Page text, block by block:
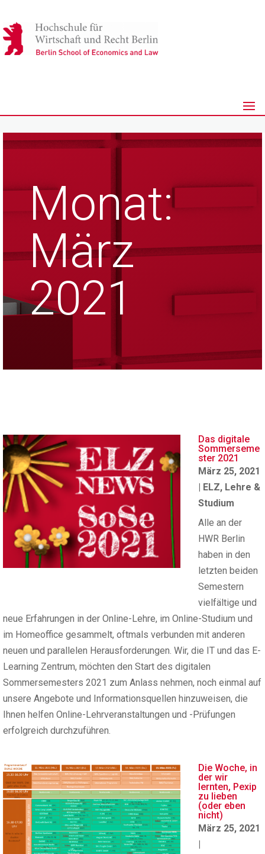
Monat:
März
2021
Das digitale
Sommerseme
ster 2021
März 25, 2021
| ELZ, Lehre &
Studium
Alle an der
HWR Berlin
haben in den
letzten beiden
Semestern
vielfältige und
neue Erfahrungen in der Online-Lehre, im Online-Studium und
im Homeoffice gesammelt, oftmals verbunden mit anderen
neuen und parallelen Herausforderungen. Wir, die IT und das E-
Learning Zentrum, möchten den Start des digitalen
Sommersemesters 2021 zum Anlass nehmen, noch einmal auf
unsere Angebote und Informationsquellen hinzuweisen, die
Ihnen helfen Online-Lehrveranstaltungen und -Prüfungen
erfolgreich durchzuführen.
Die Woche, in
der wir
lernten, Pexip
zu lieben
(oder eben
nicht)
März 25, 2021
|